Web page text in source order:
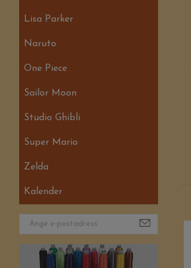
Lisa Parker
Naruto
One Piece
Sailor Moon
Studio Ghibli
Super Mario
Zelda
Kalender